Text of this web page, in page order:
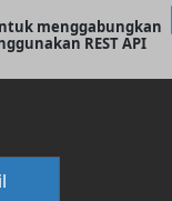
menggabungkan
REST API